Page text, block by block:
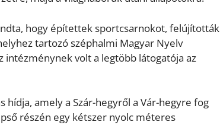
hogy építettek sportcsarnokot, felújították
tartozó széphalmi Magyar Nyelv
intézménynek volt a legtöbb látogatója az
hídja, amely a Szár-hegyről a Vár-hegyre fog
részén egy kétszer nyolc méteres